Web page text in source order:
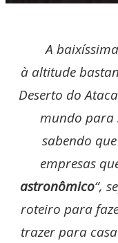
A
à altitude
Deserto do
mundo para
sabendo
empresas
astronômico“,
roteiro para
trazer para